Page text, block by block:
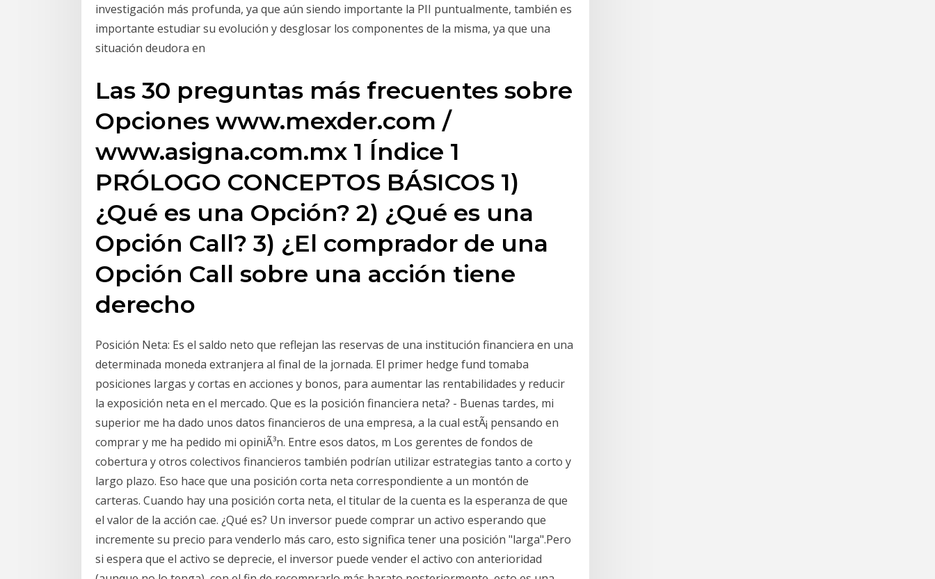
investigación más profunda, ya que aún siendo importante la PII puntualmente, también es
importante estudiar su evolución y desglosar los componentes de la misma, ya que una
situación deudora en
Las 30 preguntas más frecuentes sobre
Opciones www.mexder.com /
www.asigna.com.mx 1 Índice 1
PRÓLOGO CONCEPTOS BÁSICOS 1)
¿Qué es una Opción? 2) ¿Qué es una
Opción Call? 3) ¿El comprador de una
Opción Call sobre una acción tiene
derecho
Posición Neta: Es el saldo neto que reflejan las reservas de una institución financiera en una
determinada moneda extranjera al final de la jornada. El primer hedge fund tomaba
posiciones largas y cortas en acciones y bonos, para aumentar las rentabilidades y reducir
la exposición neta en el mercado. Que es la posición financiera neta? - Buenas tardes, mi
superior me ha dado unos datos financieros de una empresa, a la cual estÃ¡ pensando en
comprar y me ha pedido mi opiniÃ³n. Entre esos datos, m Los gerentes de fondos de
cobertura y otros colectivos financieros también podrían utilizar estrategias tanto a corto y
largo plazo. Eso hace que una posición corta neta correspondiente a un montón de
carteras. Cuando hay una posición corta neta, el titular de la cuenta es la esperanza de que
el valor de la acción cae. ¿Qué es? Un inversor puede comprar un activo esperando que
incremente su precio para venderlo más caro, esto significa tener una posición "larga".Pero
si espera que el activo se deprecie, el inversor puede vender el activo con anterioridad